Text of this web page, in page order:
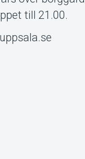
till 21.00.